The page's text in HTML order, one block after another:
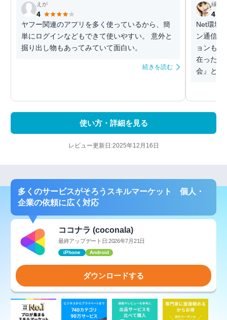
えが
4
ヤフー関連のアプリを多く使っているから、簡
単にログインなどもできて使いやすい。 意外と
掘り出し物もあってみていて面白い。
続きを読む
縁 睦(
4
Net環境
ン通信
ョンも
在った。
会』と言
使い方・詳細を見る
レビュー更新日:2025年12月16日
多くのサービスがそろうスキルマーケット 個人・
企業の依頼に広く対応
ココナラ (coconala)
最終アップデート日:2026年7月21日
iPhone Android
ダウンロードする